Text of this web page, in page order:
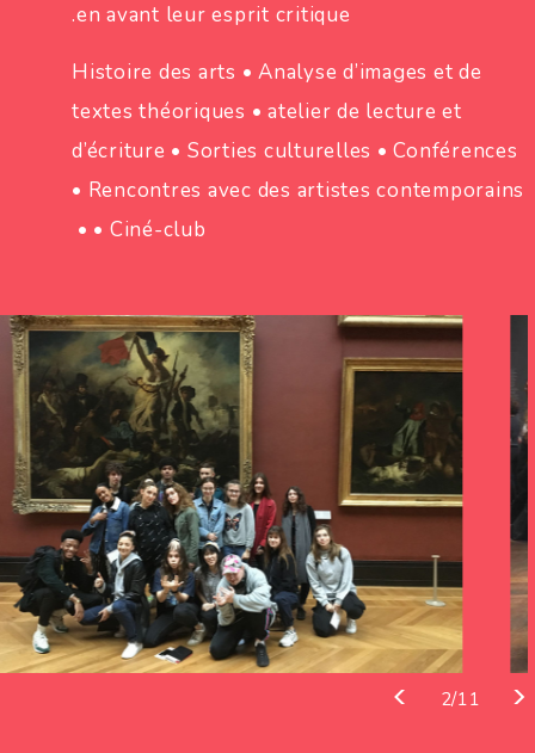
en avant leur esprit critique.
Histoire des arts • Analyse d’images et de
textes théoriques • atelier de lecture et
d’écriture • Sorties culturelles • Conférences
• Rencontres avec des artistes contemporains
• Ciné-club •
<
3/11
>